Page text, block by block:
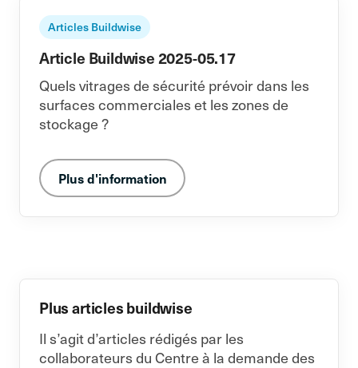
Articles Buildwise
Article Buildwise 2025-05.17
Quels vitrages de sécurité prévoir dans les
surfaces commerciales et les zones de
stockage ?
Plus d'information
Plus articles buildwise
Il s’agit d’articles rédigés par les
collaborateurs du Centre à la demande des